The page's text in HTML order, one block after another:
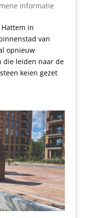
informatie
in
van
opnieuw
die leiden naar de
keien gezet